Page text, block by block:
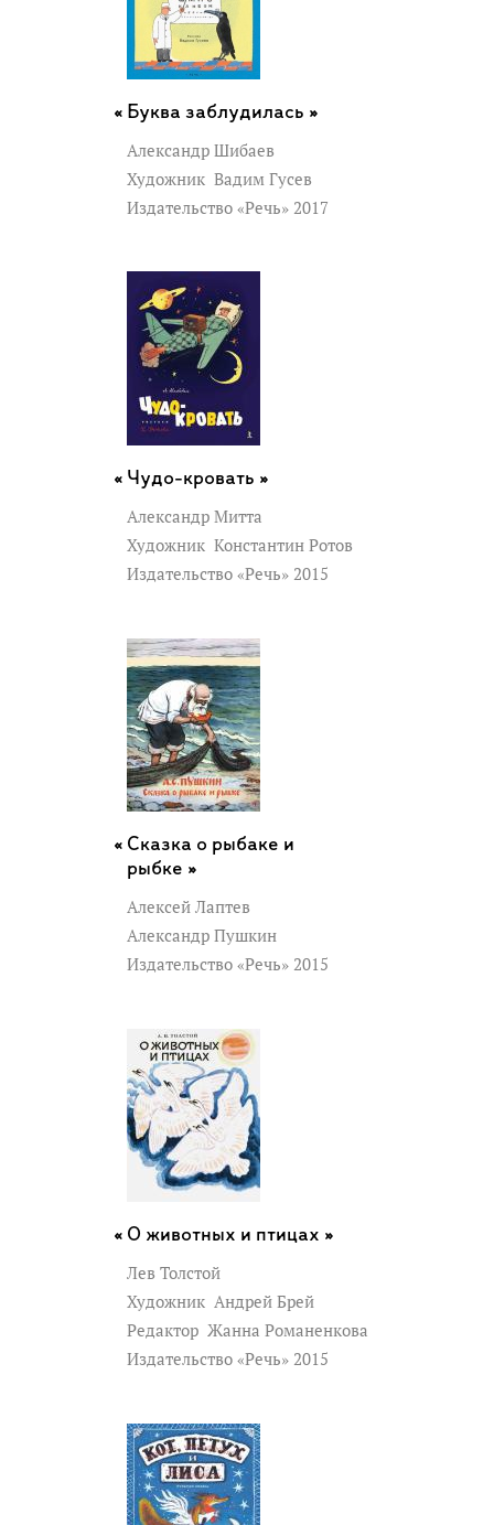
Буква заблудилась »
Александр Шибаев
Художник Вадим Гусев
Издательство «Речь» 2017
Чудо-кровать »
Александр Митта
Художник Константин Ротов
Издательство «Речь» 2015
Сказка о рыбаке и
рыбке »
Алексей Лаптев
Александр Пушкин
Издательство «Речь» 2015
О животных и птицах »
Лев Толстой
Художник Андрей Брей
Редактор Жанна Романенкова
Издательство «Речь» 2015